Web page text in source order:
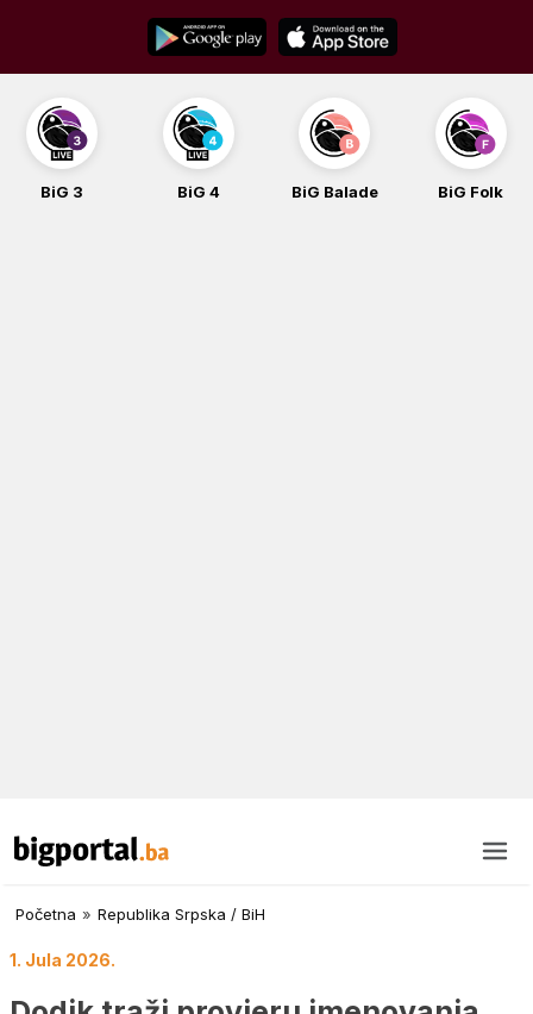
content
BiG 4 BiG Balade BiG Folk BiG iG
Početna » Republika Srpska / BiH
1. Jula 2026.